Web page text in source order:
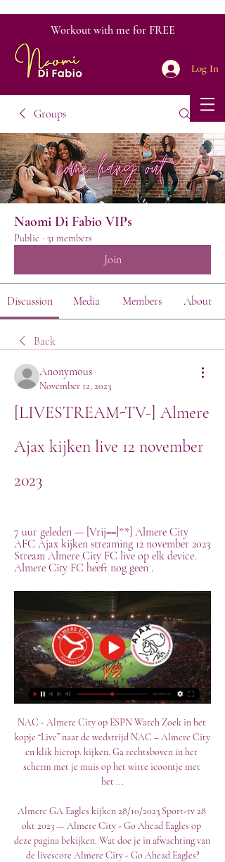
Workout with me for FREE
Log In
Groups
Naomi Di Fabio VIPs
Public · 31 members
Join
Discussion Media Members About
Back
Anonymous
November 12, 2023
[LIVESTREAM-TV-] Almere
Ajax kijken live 12 november
2023
7 uur geleden — [Vrij==]**] Almere City
AFC Ajax kijken streaming 12 november 2023
Stream Almere City FC live op elk device.
Almere City FC heeft nog geen .
NAC - Almere City op ESPN Watch Zoek in het
kopje “Live” naar de wedstrijd NAC – Almere City
en klik hierop. kijken. Ga rechtsboven in het
scherm met je muis op het witte icoontje met
het ...
Almere GA Eagles kijken 28/10/2023 Sport-tv 28
okt 2023 — Almere City - Go Ahead Eagles op
deze pagina bekijken. Wat doe je in afwachting van
de livescore Almere City - Go Ahead Eagles?